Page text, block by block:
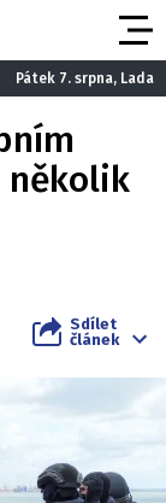
Pátek 7. srpna, Lada
několik
Sdílet
článek